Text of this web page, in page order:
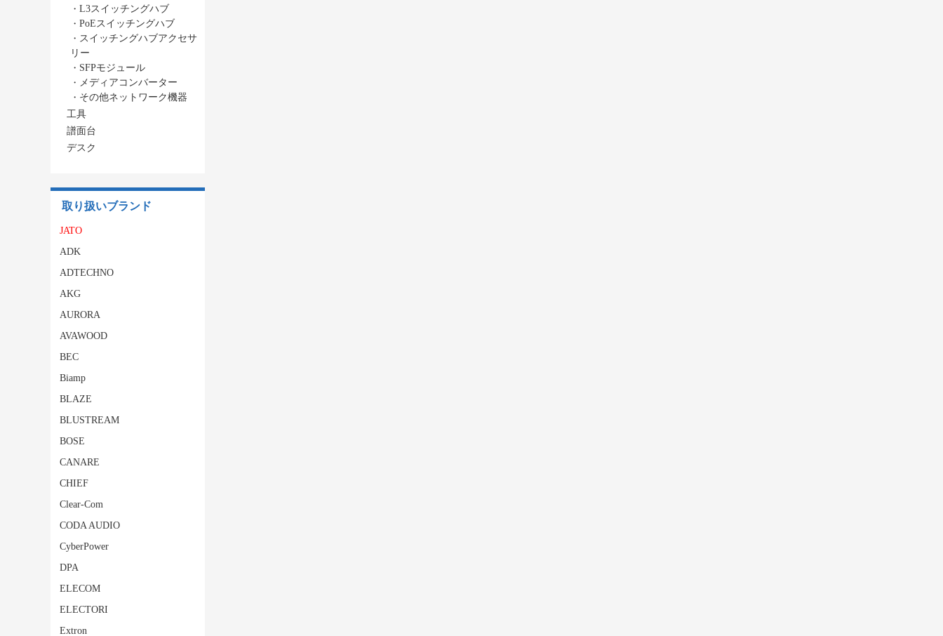
・ L3スイッチングハブ
・ PoEスイッチングハブ
・ スイッチングハブアクセサ
リー
・ SFPモジュール
・ メディアコンバーター
・ その他ネットワーク機器
工具
譜面台
デスク
取り扱いブランド
JATO
ADK
ADTECHNO
AKG
AURORA
AVAWOOD
BEC
Biamp
BLAZE
BLUSTREAM
BOSE
CANARE
CHIEF
Clear-Com
CODA AUDIO
CyberPower
DPA
ELECOM
ELECTORI
Extron